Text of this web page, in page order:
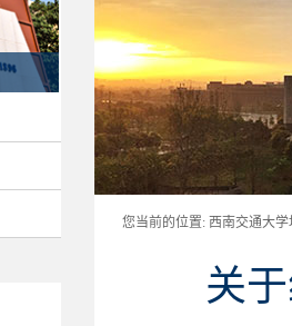
您当前的位置: 西南交通大
关